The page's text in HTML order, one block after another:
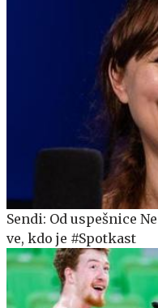
Sendi: Od uspešnice
ve, kdo je #Spotkast